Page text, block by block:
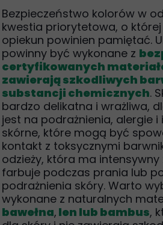
Bezpieczeństwo kolorów w
kwestia priorytetowa, o
opiekun powinien pamiętać.
powinny być wykonane z
certyfikowanych
zawierają szkodliwych
substancji chemicznych.
bardzo delikatna i wrażliwa,
jest na podrażnienia, alergie
skórne, które mogą być
kontakt z toksycznymi
odzieży, która ma
farbuje podczas prania lub
podrażnienia skóry. Warto
wykonane z naturalnych
bawełna, len lub bambus,